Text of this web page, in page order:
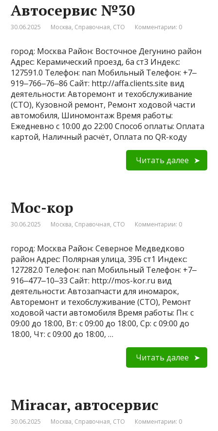
Автосервис №30
30.06.2025 Москва, Справочная, СТО Комментарии: 0
город: Москва Район: Восточное Дегунино район
Адрес: Керамический проезд, 6а ст3 Индекс:
127591.0 Телефон: nan Мобильный Телефон: +7‒
919‒766‒76‒86 Сайт: http://affa.clients.site вид
деятельности: Авторемонт и техобслуживание
(СТО), Кузовной ремонт, Ремонт ходовой части
автомобиля, Шиномонтаж Время работы:
Ежедневно с 10:00 до 22:00 Способ оплаты: Оплата
картой, Наличный расчёт, Оплата по QR-коду
Читать далее
Мос-кор
30.06.2025 Москва, Справочная, СТО Комментарии: 0
город: Москва Район: Северное Медведково
район Адрес: Полярная улица, 39Б ст1 Индекс:
127282.0 Телефон: nan Мобильный Телефон: +7‒
916‒477‒10‒33 Сайт: http://mos-kor.ru вид
деятельности: Автозапчасти для иномарок,
Авторемонт и техобслуживание (СТО), Ремонт
ходовой части автомобиля Время работы: Пн: с
09:00 до 18:00, Вт: с 09:00 до 18:00, Ср: с 09:00 до
18:00, Чт: с 09:00 до 18:00, …
Читать далее
Miracar, автосервис
30.06.2025 Москва, Справочная, СТО Комментарии: 0